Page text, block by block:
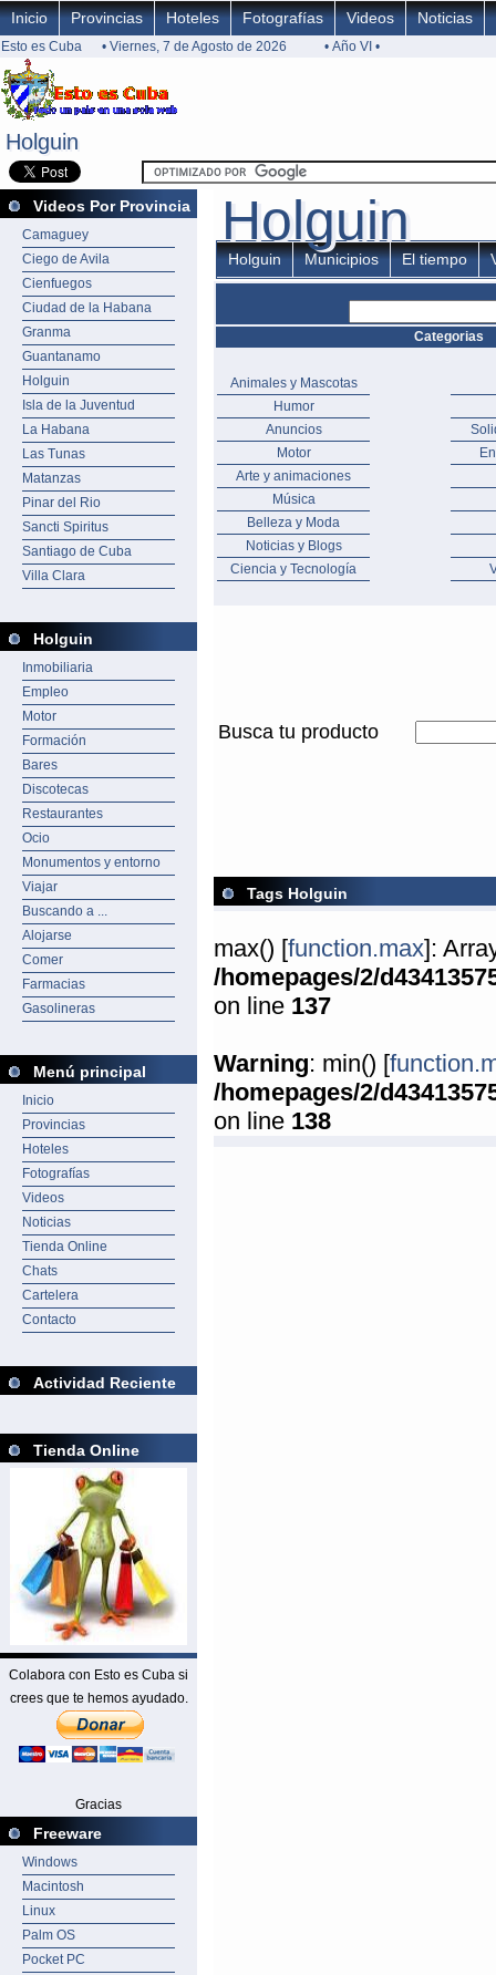
Holguin
Holguin
Inicio Provincias Hoteles Fotografías Videos Noticias
Esto es Cuba • Viernes, 7 de Agosto de 2026 • Año VI •
Videos Por Provincia
Camaguey
Ciego de Avila
Cienfuegos
Ciudad de la Habana
Granma
Guantanamo
Holguin
Isla de la Juventud
La Habana
Las Tunas
Matanzas
Pinar del Rio
Sancti Spiritus
Santiago de Cuba
Villa Clara
Holguin
Inmobiliaria
Empleo
Motor
Formación
Bares
Discotecas
Restaurantes
Ocio
Monumentos y entorno
Viajar
Buscando a ...
Alojarse
Comer
Farmacias
Gasolineras
Menú principal
Inicio
Provincias
Hoteles
Fotografías
Videos
Noticias
Tienda Online
Chats
Cartelera
Contacto
Actividad Reciente
Tienda Online
Colabora con Esto es Cuba si
crees que te hemos ayudado.
Gracias
Freeware
Windows
Macintosh
Linux
Palm OS
Pocket PC
Holguin
Holguin
Holguin Municipios El tiempo
Categorias
Animales y Mascotas
Humor
Anuncios
Motor
Arte y animaciones
Música
Belleza y Moda
Noticias y Blogs
Ciencia y Tecnología
Busca tu producto
Tags Holguin
max() [function.max]:
/homepages/2/
on line 137
Warning: min() [
/homepages/2/
on line 138